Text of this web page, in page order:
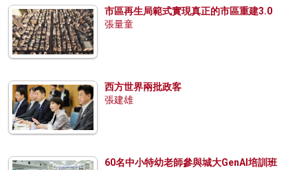
市區再生局範式實現真正的市區重建3.0
張量童
西方世界兩批政客
張建雄
60名中小特幼老師參與城大GenAI培訓班